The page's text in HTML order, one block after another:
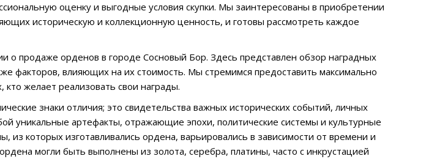
оценку и выгодные условия скупки. Мы заинтересованы в приобретении
историческую и коллекционную ценность, и готовы рассмотреть каждое
о продаже орденов в городе Сосновый Бор. Здесь представлен обзор наградных
факторов, влияющих на их стоимость. Мы стремимся предоставить максимально
желает реализовать свои награды.
знаки отличия; это свидетельства важных исторических событий, личных
уникальные артефакты, отражающие эпохи, политические системы и культурные
из которых изготавливались ордена, варьировались в зависимости от времени и
могли быть выполнены из золота, серебра, платины, часто с инкрустацией